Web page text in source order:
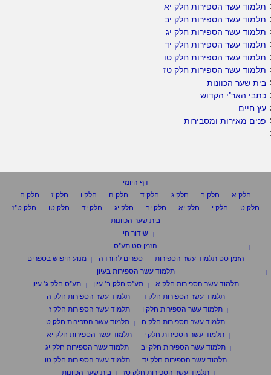
תלמוד עשר הספירות חלק יא
תלמוד עשר הספירות חלק יב
תלמוד עשר הספירות חלק יג
תלמוד עשר הספירות חלק יד
תלמוד עשר הספירות חלק טו
תלמוד עשר הספירות חלק טז
בית שער הכוונות
כתבי האר"י הקדוש
עץ חיים
פנים מאירות ומסבירות
דף היומי
חלק א
חלק ב חלק ג חלק ד חלק ה חלק ו חלק ז
חלק ח
חלק ט
חלק י חלק יא חלק יב חלק יג חלק יד חלק טו
חלק ט"ז
בית שער הכוונות
שידור חי
הזמן סט תע"ס
הזמן סט תלמוד עשר הספירות
ספרים להורדה
מנוע חיפוש בספרים
תלמוד עשר הספירות בעיון
תלמוד עשר הספירות חלק א
תע"ס חלק ב' עיון
תע"ס חלק ג' עיון
תלמוד עשר הספירות חלק ד
תלמוד עשר הספירות חלק ה
תלמוד עשר הספירות חלק ו
תלמוד עשר הספירות חלק ז
תלמוד עשר הספירות חלק ח
תלמוד עשר הספירות חלק ט
תלמוד עשר הספירות חלק י
תלמוד עשר הספירות חלק יא
תלמוד עשר הספירות חלק יב
תלמוד עשר הספירות חלק יג
תלמוד עשר הספירות חלק יד
תלמוד עשר הספירות חלק טו
תלמוד עשר הספירות חלק טז
בית שער הכוונות